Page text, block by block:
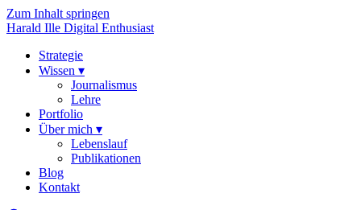
Zum Inhalt springen
Harald Ille Digital Enthusiast
Strategie
Wissen ▾
Journalismus
Lehre
Portfolio
Über mich ▾
Lebenslauf
Publikationen
Blog
Kontakt